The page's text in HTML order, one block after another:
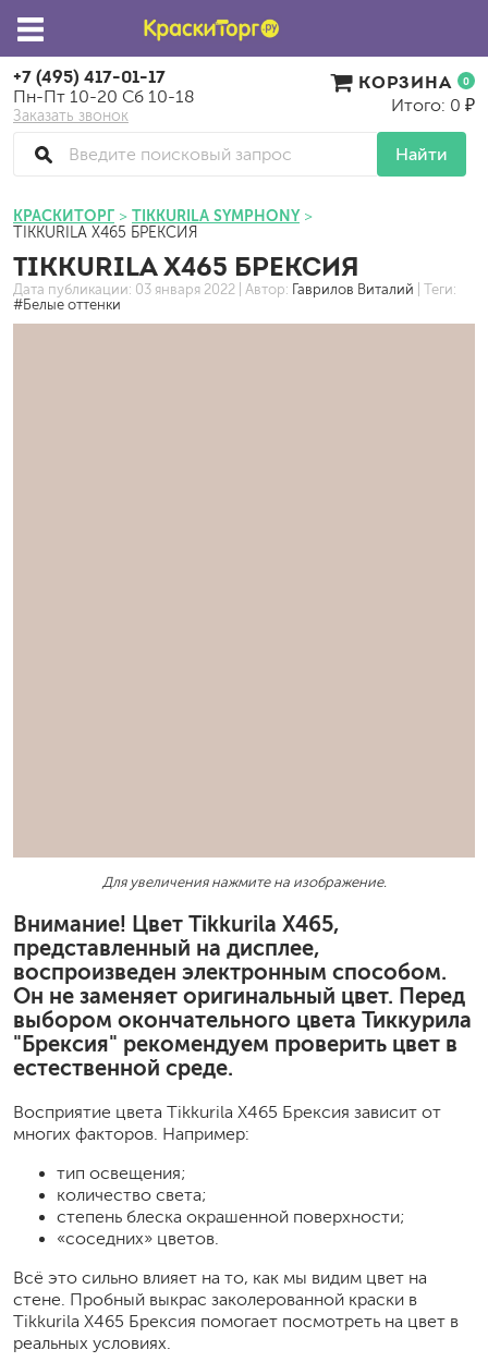
+7 (495) 417-01-17
Пн-Пт 10-20 Сб 10-18
Заказать звонок
Найти
КОРЗИНА 0
Итого: 0 ₽
КРАСКИТОРГ TIKKURILA SYMPHONY
TIKKURILA X465 БРЕКСИЯ
TIKKURILA X465 БРЕКСИЯ
Дата публикации: 03 января 2022 | Автор: Гаврилов Виталий | Теги:
#Белые оттенки
Для увеличения нажмите на изображение.
Внимание! Цвет Tikkurila X465,
представленный на дисплее,
воспроизведен электронным способом.
Он не заменяет оригинальный цвет. Перед
выбором окончательного цвета Тиккурила
"Брексия" рекомендуем проверить цвет в
естественной среде.
Восприятие цвета Tikkurila X465 Брексия зависит от
многих факторов. Например:
тип освещения;
количество света;
степень блеска окрашенной поверхности;
«соседних» цветов.
Всё это сильно влияет на то, как мы видим цвет на
стене. Пробный выкрас заколерованной краски в
Tikkurila X465 Брексия помогает посмотреть на цвет в
реальных условиях.